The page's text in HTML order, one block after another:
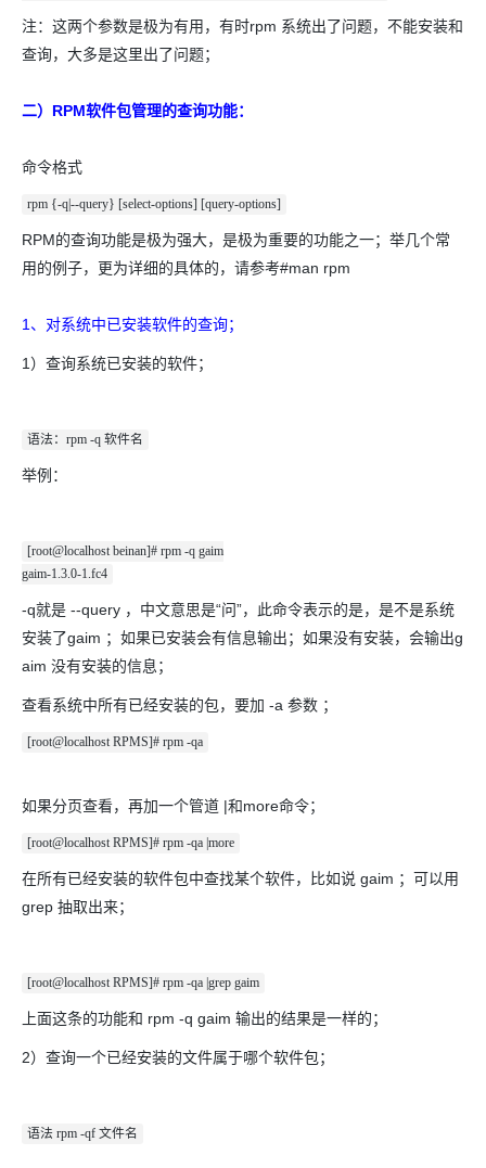
注：这两个参数是极为有用，有时rpm 系统出了问题，不能安装和
查询，大多是这里出了问题；
二）RPM软件包管理的查询功能：
命令格式
rpm {-q|--query} [select-options] [query-options]
RPM的查询功能是极为强大，是极为重要的功能之一；举几个常
用的例子，更为详细的具体的，请参考#man rpm
1、对系统中已安装软件的查询；
1）查询系统已安装的软件；
语法：rpm -q 软件名
举例：
[root@localhost beinan]# rpm -q gaim
gaim-1.3.0-1.fc4
-q就是 --query ，中文意思是“问”，此命令表示的是，是不是系统
安装了gaim ；如果已安装会有信息输出；如果没有安装，会输出g
aim 没有安装的信息；
查看系统中所有已经安装的包，要加 -a 参数 ；
[root@localhost RPMS]# rpm -qa
如果分页查看，再加一个管道 |和more命令；
[root@localhost RPMS]# rpm -qa |more
在所有已经安装的软件包中查找某个软件，比如说 gaim ；可以用
grep 抽取出来；
[root@localhost RPMS]# rpm -qa |grep gaim
上面这条的功能和 rpm -q gaim 输出的结果是一样的；
2）查询一个已经安装的文件属于哪个软件包；
语法 rpm -qf 文件名